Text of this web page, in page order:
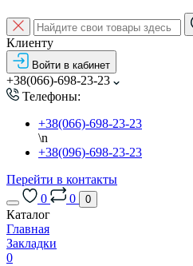
Клиенту
Войти в кабинет
+38(066)-698-23-23
Телефоны:
+38(066)-698-23-23
\n
+38(096)-698-23-23
Перейти в контакты
0
0 0
Каталог
Главная
Закладки
0